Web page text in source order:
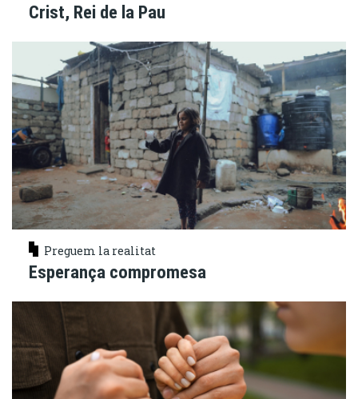
Crist, Rei de la Pau
Preguem la realitat
Esperança compromesa